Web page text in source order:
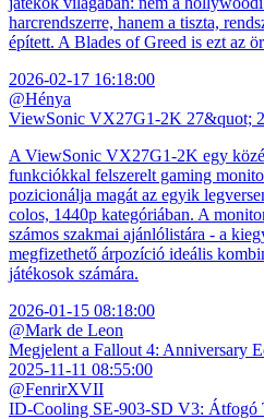
harcrendszerre, hanem a tiszta,
épített. A Blades of Greed is ezt az
2026-02-17 16:18:00
@Hénya
ViewSonic VX27G1-2K 27&quot;
A ViewSonic VX27G1-2K egy
funkciókkal felszerelt gaming
pozicionálja magát az egyik
colos, 1440p kategóriában. A
számos szakmai ajánlólistára - a
megfizethető árpozíció ideális
játékosok számára.
2026-01-15 08:18:00
@Mark de Leon
Megjelent a Fallout 4: Anniversary
2025-11-11 08:55:00
@FenrirXVII
ID-Cooling SE-903-SD V3: Átfogó